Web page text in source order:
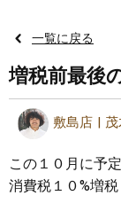
一覧に戻る
増税前最後
敷島店
この１０月に予
消費税１０%増税